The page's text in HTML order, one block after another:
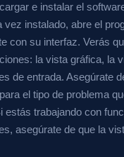
e instalar el
vez instalado, abre el
con su interfaz. Verás
la vista gráfica, la
de entrada. Asegúrate
el tipo de problema
estás trabajando con
asegúrate de que la